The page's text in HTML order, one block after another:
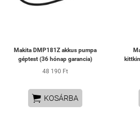
Makita DMP181Z akkus pumpa
géptest (36 hónap garancia)
48 190 Ft
 KOSÁRBA